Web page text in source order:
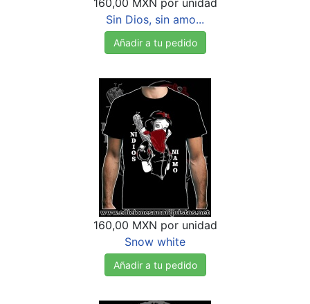
Sin Dios, sin amo...
Añadir a tu pedido
160,00 MXN por unidad
Snow white
Añadir a tu pedido